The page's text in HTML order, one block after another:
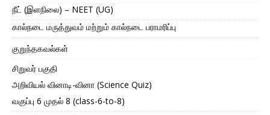
நீட் (இளநிலை) – NEET (UG)
கால்நடை மருத்துவம் மற்றும் கால்நடை பராமரிப்பு
குறுந்தகவல்கள்
சிறுவர் பகுதி
அறிவியல் வினாடி-வினா (Science Quiz)
வகுப்பு 6 முதல் 8 (class-6-to-8)